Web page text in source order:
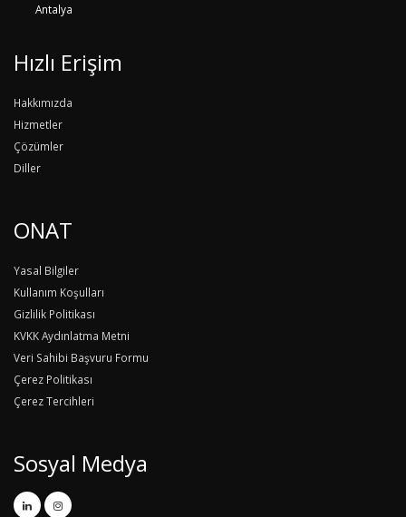
Antalya
Hızlı Erişim
Hakkımızda
Hizmetler
Çözümler
Diller
ONAT
Yasal Bilgiler
Kullanım Koşulları
Gizlilik Politikası
KVKK Aydınlatma Metni
Veri Sahibi Başvuru Formu
Çerez Politikası
Çerez Tercihleri
Sosyal Medya